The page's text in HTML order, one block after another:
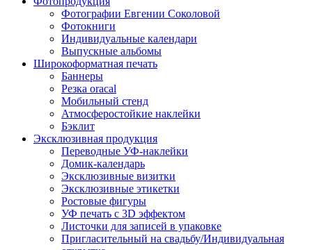
Фотографии Евгении Соколовой
Фотокниги
Индивидуальные календари
Выпускные альбомы
Широкоформатная печать
Баннеры
Резка oracal
Мобильный стенд
Атмосферостойкие наклейки
Бэклит
Эксклюзивная продукция
Переводные УФ-наклейки
Домик-календарь
Эксклюзивные визитки
Эксклюзивные этикетки
Ростовые фигуры
УФ печать с 3D эффектом
Листочки для записей в упаковке
Пригласительный на свадьбу/Индивидуальная